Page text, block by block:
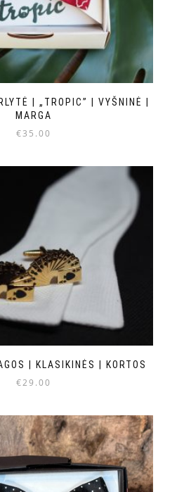
| „TROPIC” | VYŠNINĖ |
MARGA
€35.00
| KLASIKINĖS | KORTOS
€29.00